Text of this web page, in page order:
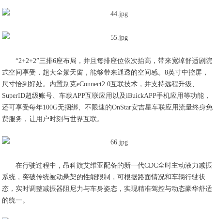
“2+2+2”三排6座布局，并且每排座位依次抬高，带来宽绰舒适剧院
式空间享受，超大全景天窗，能够带来通透的空间感。8英寸中控屏，
尺寸恰到好处。内置别克eConnect2.0互联技术，并支持远程升级、
SuperID超级账号、车载APP互联应用以及iBuickAPP手机应用等功能，
还可享受每年100G无捆绑、不限速的OnStar安吉星车联应用流量终身免
费服务，让用户时刻与世界互联。
在行驶过程中，昂科旗艾维亚配备的新一代CDC全时主动液力减振
系统，突破传统被动悬架的性能限制，可根据路面情况和车辆行驶状
态，实时调整减振器阻尼力与车身姿态，实现精准驾控与动态豪华舒适
的统一。